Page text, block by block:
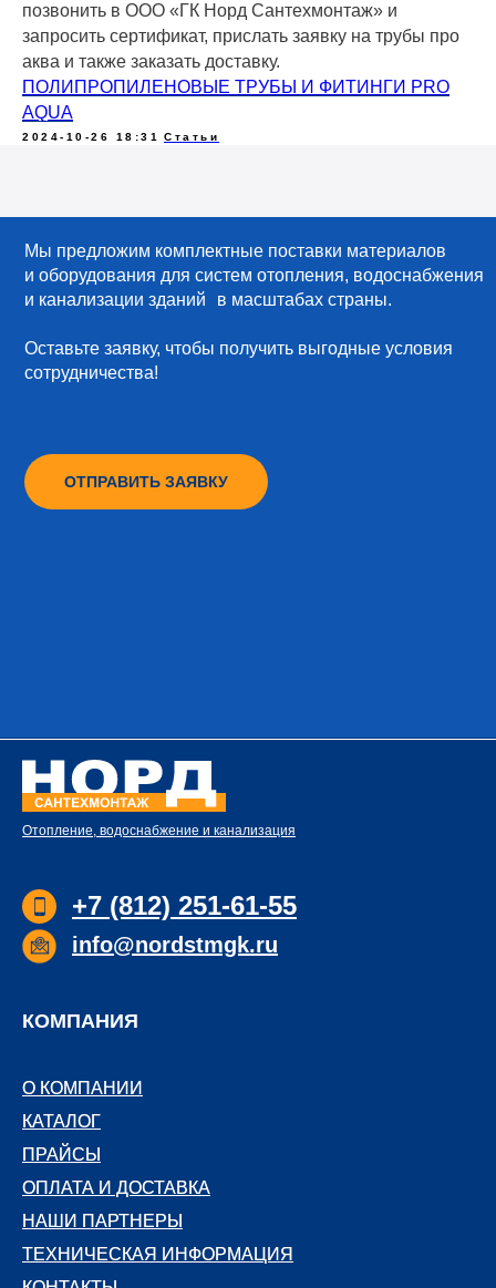
позвонить в ООО «ГК Норд Сантехмонтаж» и
запросить сертификат, прислать заявку на трубы про
аква и также заказать доставку.
ПОЛИПРОПИЛЕНОВЫЕ ТРУБЫ И ФИТИНГИ PRO
AQUA
2024-10-26 18:31 Статьи
Мы предложим комплектные поставки материалов
и оборудования для систем отопления, водоснабжения
и канализации зданий в масштабах страны.
Оставьте заявку, чтобы получить выгодные условия
сотрудничества!
ОТПРАВИТЬ ЗАЯВКУ
Отопление, водоснабжение и канализация
+7 (812) 251-61-55
info@nordstmgk.ru
О КОМПАНИИ
О КОМПАНИИ
КАТАЛОГ
КАТАЛОГ
ПРАЙСЫ
ПРАЙСЫ
ОПЛАТА И ДОСТАВКА
ОПЛАТА И ДОСТАВКА
КОМПАНИЯ
НАШИ ПАРТНЕРЫ
НАШИ ПАРТНЕРЫ
ТЕХНИЧЕСКАЯ ИНФОРМАЦИЯ
ТЕХНИЧЕСКАЯ ИНФОРМАЦИЯ